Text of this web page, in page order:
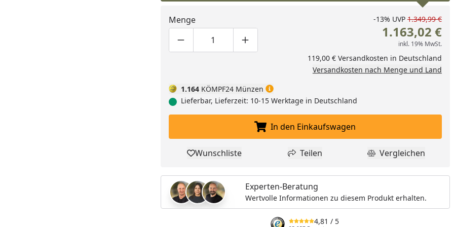
Menge
Produktmenge um eins verringern
Produktmenge manuell eingeben
Produktmenge um eins erhöhen
-13% UVP 1.349,99 €
1.163,02 €
inkl. 19% MwSt.
119,00 € Versandkosten in Deutschland
Versandkosten nach Menge und Land
1.164 KÖMPF24 Münzen
Lieferbar, Lieferzeit: 10-15 Werktage in Deutschland
In den Einkaufswagen legen
In den Einkaufswagen
Produkt zur Wunschliste hinzufügen
Wunschliste Teilen
Teilen Produkt
Vergleichen
Experten-Beratung
Wertvolle Informationen zu diesem Produkt erhalten.
4,81 / 5